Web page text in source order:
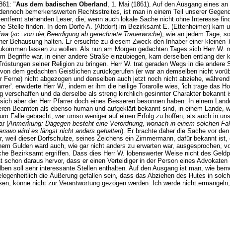
"Aus dem badischen Oberland , 1. Mai (1861). Auf den Ausgang eines
bemerkenswerten Rechtsstreites, ist man in einem Teil unserer
stehenden Leser, die, wenn auch lokale Sache nicht ohne Interesse
Stelle finden. In dem Dorfe A. (Altdorf) im Bezirksamt E. (Ettenheimer) kam
(sc. von der Beerdigung ab gerechnete Trauerwoche), wie an jedem Tage,
Behausung halten. Er ersuchte zu diesem Zweck den Inhaber einer kleinen
lassen zu wollen. Als nun am Morgen gedachten Tages sich Herr W.
Begriffe war, in einer andere Straße einzubiegen, kam derselben entlang der
seiner Religion zu bringen. Herr W. trat geraden Wegs in die andere
dem gedachten Geistlichen zurückgerufen (er war an demselben nicht
nicht abgezogen und denselben auch jetzt noch nicht abziehe,
erwiderte Herr W., indem er ihm die heilige Torarolle wies, 'ich trage das
verschaffen und da derselbe als streng kirchlich gesinnter Charakter bekannt
aber der Herr Pfarrer doch eines Besseren besonnen haben. In einem
Beamten als ebenso human und aufgeklärt bekannt sind, in einem Lande,
Falle gebracht, war umso weniger auf einen Erfolg zu hoffen, als auch in
(Anmerkung: Dagegen besteht eine Verordnung, wonach in einem solchen
wird es längst nicht anders gehalten). Er brachte daher die Sache vor
weil dieser Dorfschulze, seines Zeichens ein Zimmermann, dafür bekannt ist,
Gulden ward auch, wie gar nicht anders zu erwarten war, ausgesprochen,
Bezirksamt ergriffen. Dass dies Herr W. lobenswerter Weise nicht des
daraus hervor, dass er einen Verteidiger in der Person eines Advokaten
soll sehr interessante Stellen enthalten. Auf den Ausgang ist man, wie
die Äußerung gefallen sein, dass das Abziehen des Hutes in
könne nicht zur Verantwortung gezogen werden. Ich werde nicht